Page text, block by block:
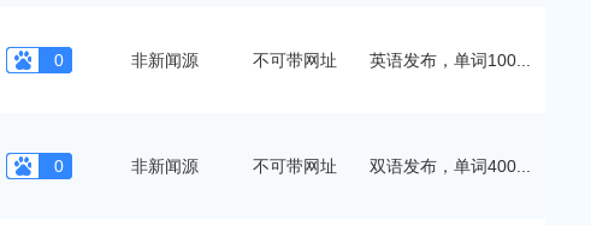
0 非新闻源 不可带网址 英语发布，单词100...
0 非新闻源 不可带网址 双语发布，单词400...